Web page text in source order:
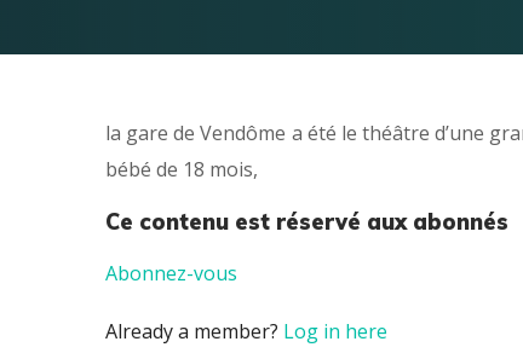
la gare de Vendôme a été le théâtre d’une
bébé de 18 mois,
Ce contenu est réservé aux abonnés
Abonnez-vous
Already a member? Log in here